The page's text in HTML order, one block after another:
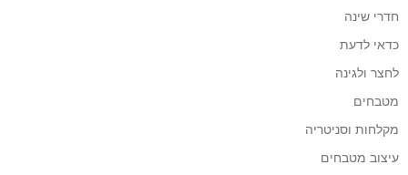
חדרי שינה
כדאי לדעת
לחצר ולגינה
מטבחים
מקלחות וסניטריה
עיצוב מטבחים